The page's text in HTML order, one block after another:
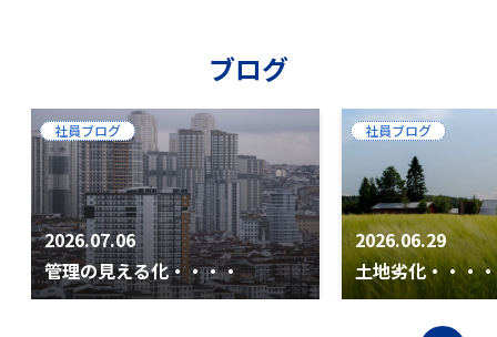
ブログ
社員ブログ
2026.07.06
管理の見える化・・・・
社員ブログ
2026.06.29
土地劣化・・・・